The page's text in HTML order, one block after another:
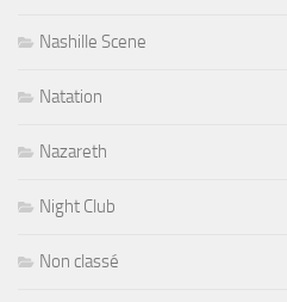
Nashille Scene
Natation
Nazareth
Night Club
Non classé